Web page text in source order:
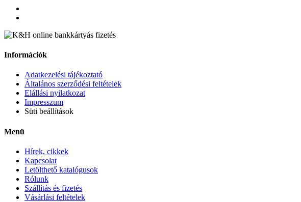
Információk
Adatkezelési tájékoztató
Általános szerződési feltételek
Elállási nyilatkozat
Impresszum
Süti beállítások
Menü
Hírek, cikkek
Kapcsolat
Letölthető katalógusok
Rólunk
Szállítás és fizetés
Vásárlási feltételek